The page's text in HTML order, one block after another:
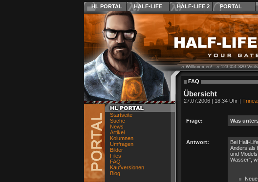
HL PORTAL HALF-LIFE HALF-LIFE 2 PORTAL
Startseite
Suche
News
Artikel
Kolumnen
Umfragen
Bilder
Files
FAQ
Kaufversionen
Blog
›› Willkommen! ››123.051.820
FAQ
Übersicht
27.07.2006 | 18:34 Uhr |
Frage: Was
Antwort:
Bei Half-
Anders als
und
Wasser",